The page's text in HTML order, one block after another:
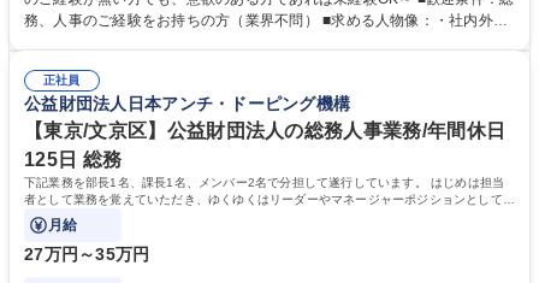
出張もございます。 ※担当業務を持ちつつ、お互いに助け合いながら、総
務、人事のご経験をお持ちの方（業界不問） ■求める人物像：・社内外の
正社員
公益財団法人日本アンチ・ドーピング機構
【東京/文京区】公益財団法人の総務人事業務/年間休日
125日 総務
下記業務を部長1名、課長1名、メンバー2名で分担して遂行しています。 はじめは担当
者として業務を覚えていただき、ゆくゆくはリーダーやマネージャーポジションとして活
躍いただくことを期待しています。
月給
27万円～35万円